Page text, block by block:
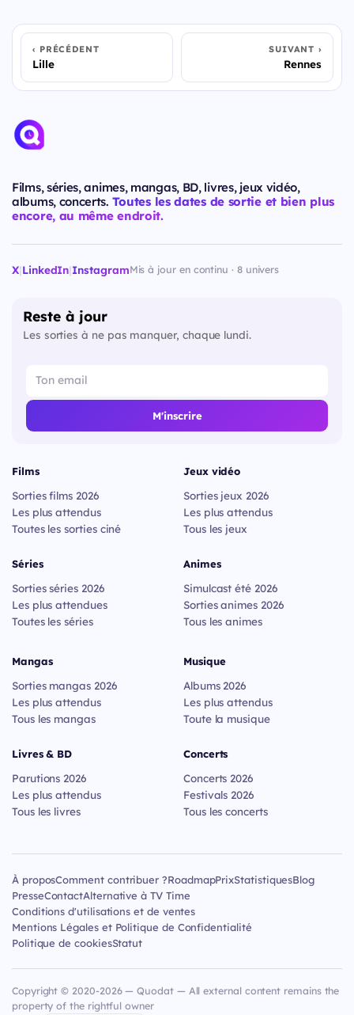
PRÉCÉDENT
Lille
SUIVANT
Rennes
Films, séries, animes, mangas, BD, livres, jeux vidéo,
albums, concerts. Toutes les dates de sortie et bien plus
encore, au même endroit.
X|LinkedIn|InstagramMis à jour en continu · 8 univers
Reste à jour
Les sorties à ne pas manquer, chaque lundi.
M'inscrire
Films
Sorties films 2026
Les plus attendus
Toutes les sorties ciné
Séries
Sorties séries 2026
Les plus attendues
Toutes les séries
Jeux vidéo
Sorties jeux 2026
Les plus attendus
Tous les jeux
Animes
Simulcast été 2026
Sorties animes 2026
Tous les animes
Mangas
Sorties mangas 2026
Les plus attendus
Tous les mangas
Livres & BD
Parutions 2026
Les plus attendus
Tous les livres
Musique
Albums 2026
Les plus attendus
Toute la musique
Concerts
Concerts 2026
Festivals 2026
Tous les concerts
À proposComment contribuer ?RoadmapPrixStatistiquesBlog
PresseContactAlternative à TV Time
Conditions d'utilisations et de ventes
Mentions Légales et Politique de Confidentialité
Politique de cookiesStatut
Copyright © 2020-2026 — Quodat — All external content remains the
property of the rightful owner